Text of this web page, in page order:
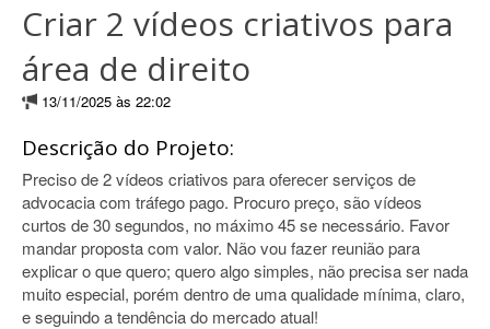
Criar 2 vídeos criativos para
área de direito
13/11/2025 às 22:02
Descrição do Projeto:
Preciso de 2 vídeos criativos para oferecer serviços de
advocacia com tráfego pago. Procuro preço, são vídeos
curtos de 30 segundos, no máximo 45 se necessário. Favor
mandar proposta com valor. Não vou fazer reunião para
explicar o que quero; quero algo simples, não precisa ser nada
muito especial, porém dentro de uma qualidade mínima, claro,
e seguindo a tendência do mercado atual!